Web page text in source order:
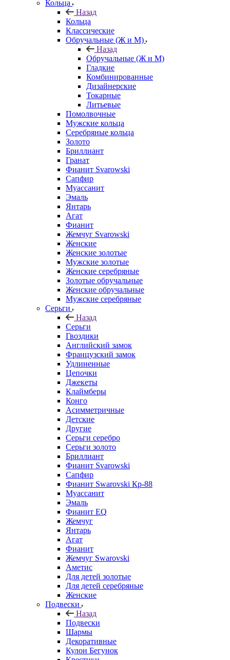
Кольца
Назад
Кольца
Классические
Обручальные (Ж и М)
Назад
Обручальные (Ж и М)
Гладкие
Комбинированные
Дизайнерские
Токарные
Литьевые
Помолвочные
Мужские кольца
Серебряные кольца
Золото
Бриллиант
Гранат
Фианит Svarowski
Сапфир
Муассанит
Эмаль
Янтарь
Агат
Фианит
Жемчуг Svarowski
Женские
Женские золотые
Мужские золотые
Женские серебряные
Золотые обручальные
Женские обручальные
Мужские серебряные
Серьги
Назад
Серьги
Гвоздики
Английский замок
Французский замок
Удлиненные
Цепочки
Джекеты
Клаймберы
Конго
Асимметричные
Детские
Другие
Серьги серебро
Серьги золото
Бриллиант
Фианит Svarowski
Сапфир
Фианит Swarovski Кр-88
Муассанит
Эмаль
Фианит EQ
Жемчуг
Янтарь
Агат
Фианит
Жемчуг Swarovski
Аметис
Для детей золотые
Для детей серебряные
Женские
Подвески
Назад
Подвески
Шармы
Декоративные
Кулон Бегунок